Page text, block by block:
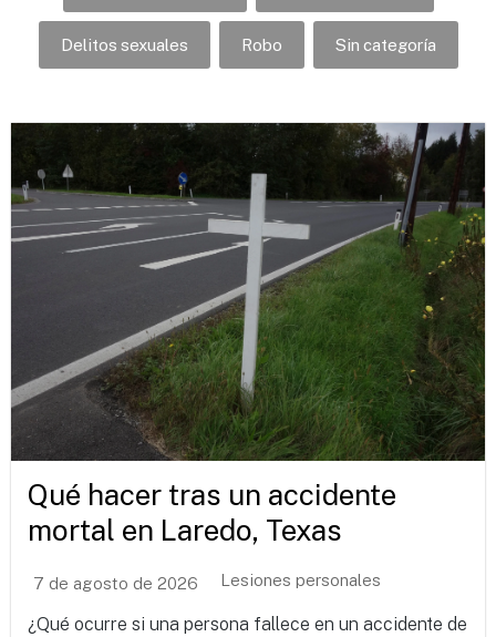
Delitos sexuales Robo Sin categoría
Qué hacer tras un accidente
mortal en Laredo, Texas
7 de agosto de 2026 Lesiones personales
¿Qué ocurre si una persona fallece en un accidente de